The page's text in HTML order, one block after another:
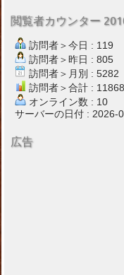
閲覧者カウンター
訪問者＞今日 : 119
訪問者＞昨日 : 805
訪問者＞月別 : 5282
訪問者＞合計 :
オンライン数 : 10
サーバーの日付 : 2026-
広告